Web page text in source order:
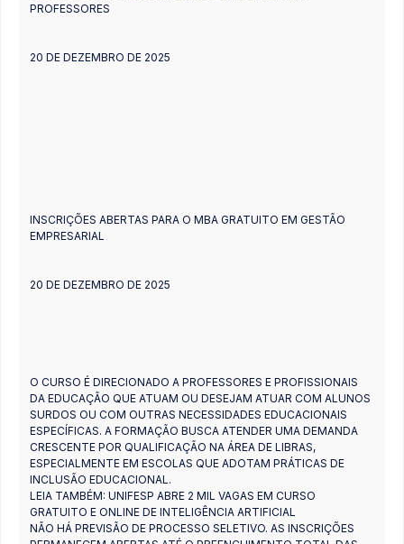
PROFESSORES
20 DE DEZEMBRO DE 2025
INSCRIÇÕES ABERTAS PARA O MBA GRATUITO EM GESTÃO
EMPRESARIAL
20 DE DEZEMBRO DE 2025
O CURSO É DIRECIONADO A PROFESSORES E PROFISSIONAIS
DA EDUCAÇÃO QUE ATUAM OU DESEJAM ATUAR COM ALUNOS
SURDOS OU COM OUTRAS NECESSIDADES EDUCACIONAIS
ESPECÍFICAS. A FORMAÇÃO BUSCA ATENDER UMA DEMANDA
CRESCENTE POR QUALIFICAÇÃO NA ÁREA DE LIBRAS,
ESPECIALMENTE EM ESCOLAS QUE ADOTAM PRÁTICAS DE
INCLUSÃO EDUCACIONAL.
LEIA TAMBÉM: UNIFESP ABRE 2 MIL VAGAS EM CURSO
GRATUITO E ONLINE DE INTELIGÊNCIA ARTIFICIAL
NÃO HÁ PREVISÃO DE PROCESSO SELETIVO. AS INSCRIÇÕES